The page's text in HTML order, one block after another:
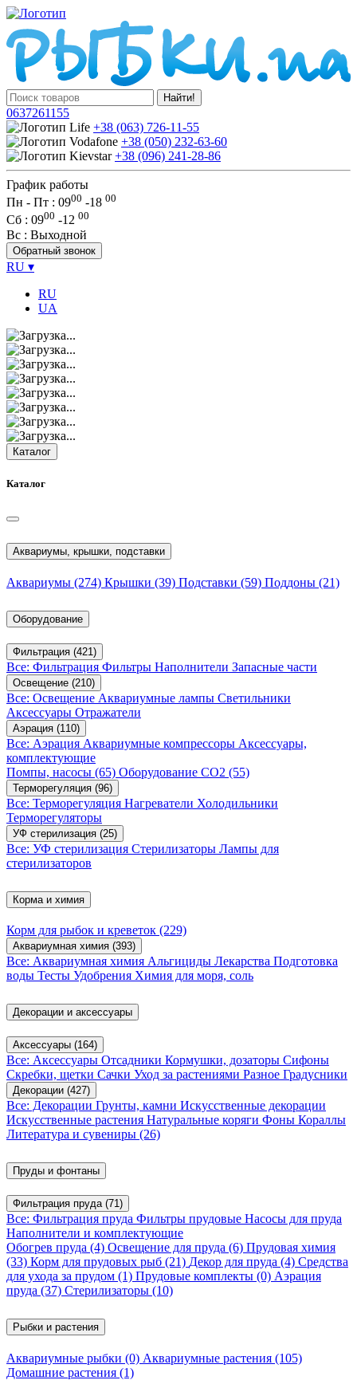
Найти!
0637261155
+38 (063) 726-11-55
+38 (050) 232-63-60
+38 (096) 241-28-86
График работы
Пн - Пт : 0900 -18 00
Сб : 0900 -12 00
Вс : Выходной
Обратный звонок
RU ▾
RU
UA
Каталог
Каталог
Аквариумы, крышки, подставки
Аквариумы (274) Крышки (39) Подставки (59) Поддоны (21)
Оборудование
Фильтрация (421)
Все: Фильтрация Фильтры Наполнители Запасные части
Освещение (210)
Все: Освещение Аквариумные лампы Светильники
Аксессуары Отражатели
Аэрация (110)
Все: Аэрация Аквариумные компрессоры Аксессуары,
комплектующие
Помпы, насосы (65) Оборудование CO2 (55)
Терморегуляция (96)
Все: Терморегуляция Нагреватели Холодильники
Терморегуляторы
УФ стерилизация (25)
Все: УФ стерилизация Стерилизаторы Лампы для
стерилизаторов
Корма и химия
Корм для рыбок и креветок (229)
Аквариумная химия (393)
Все: Аквариумная химия Альгициды Лекарства Подготовка
воды Тесты Удобрения Химия для моря, соль
Декорации и аксессуары
Аксессуары (164)
Все: Аксессуары Отсадники Кормушки, дозаторы Сифоны
Скребки, щетки Сачки Уход за растениями Разное Градусники
Декорации (427)
Все: Декорации Грунты, камни Искусственные декорации
Искусственные растения Натуральные коряги Фоны Кораллы
Литература и сувениры (26)
Пруды и фонтаны
Фильтрация пруда (71)
Все: Фильтрация пруда Фильтры прудовые Насосы для пруда
Наполнители и комплектующие
Обогрев пруда (4) Освещение для пруда (6) Прудовая химия
(33) Корм для прудовых рыб (21) Декор для пруда (4) Средства
для ухода за прудом (1) Прудовые комплекты (0) Аэрация
пруда (37) Стерилизаторы (10)
Рыбки и растения
Аквариумные рыбки (0) Аквариумные растения (105)
Домашние растения (1)